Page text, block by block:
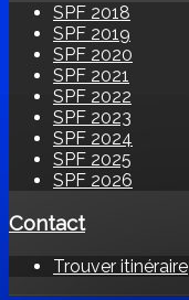
SPF 2018
SPF 2019
SPF 2020
SPF 2021
SPF 2022
SPF 2023
SPF 2024
SPF 2025
SPF 2026
Contact
Trouver itinéraire